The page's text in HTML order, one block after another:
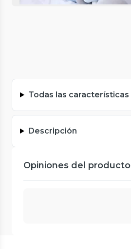
Todas las características
Descripción
Opiniones del producto